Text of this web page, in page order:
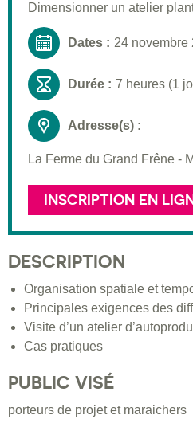
Informations pratiques
Dimensionner un atelier
Dates : 24 novembre
Durée : 7 heures (1
Adresse(s) :
La Ferme du Grand Frêne -
INSCRIPTION EN
DESCRIPTION
Organisation spatiale et
Principales exigences des
Visite d’un atelier
Cas pratiques
PUBLIC VISÉ
porteurs de projet et maraichers